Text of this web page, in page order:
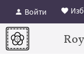
Войти